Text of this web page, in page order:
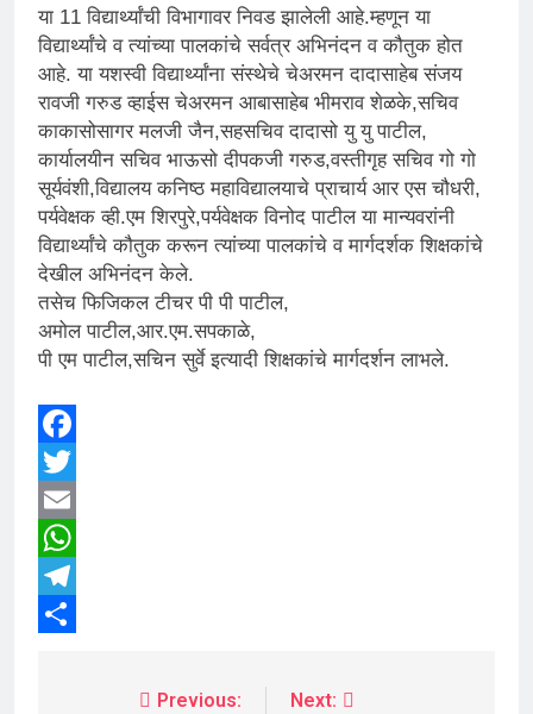
या 11 विद्यार्थ्यांची विभागावर निवड झालेली आहे.म्हणून या
विद्यार्थ्यांचे व त्यांच्या पालकांचे सर्वत्र अभिनंदन व कौतुक होत
आहे. या यशस्वी विद्यार्थ्यांना संस्थेचे चेअरमन दादासाहेब संजय
रावजी गरुड व्हाईस चेअरमन आबासाहेब भीमराव शेळके,सचिव
काकासोसागर मलजी जैन,सहसचिव दादासो यु यु पाटील,
कार्यालयीन सचिव भाऊसो दीपकजी गरुड,वस्तीगृह सचिव गो गो
सूर्यवंशी,विद्यालय कनिष्ठ महाविद्यालयाचे प्राचार्य आर एस चौधरी,
पर्यवेक्षक व्ही.एम शिरपुरे,पर्यवेक्षक विनोद पाटील या मान्यवरांनी
विद्यार्थ्यांचे कौतुक करून त्यांच्या पालकांचे व मार्गदर्शक शिक्षकांचे
देखील अभिनंदन केले.
तसेच फिजिकल टीचर पी पी पाटील,
अमोल पाटील,आर.एम.सपकाळे,
पी एम पाटील,सचिन सुर्वे इत्यादी शिक्षकांचे मार्गदर्शन लाभले.
Facebook
Twitter
Email
WhatsApp
Telegram
Previous:
Next: